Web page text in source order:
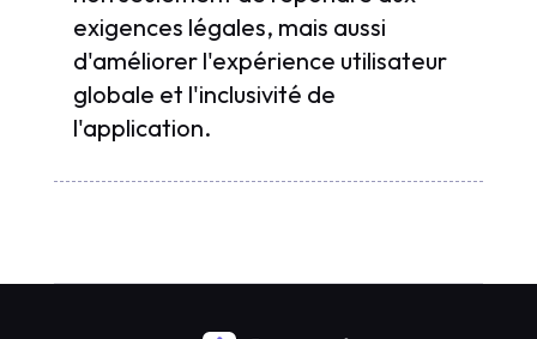
exigences légales, mais aussi
d'améliorer l'expérience utilisateur
globale et l'inclusivité de
l'application.